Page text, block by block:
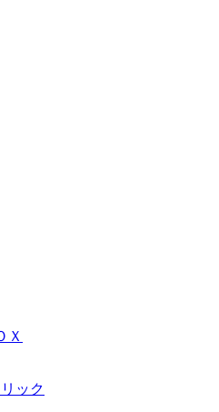
Ｘ
ック